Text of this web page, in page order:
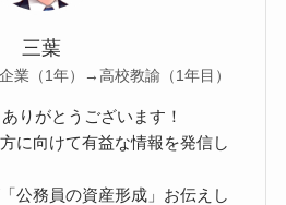
三葉
業（1年）→高校教諭（1年目）
りがとうございます！
に向けて有益な情報を発信し
公務員の資産形成」お伝えし